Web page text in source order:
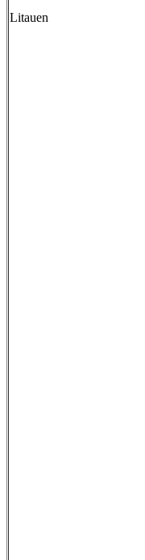
Litauen